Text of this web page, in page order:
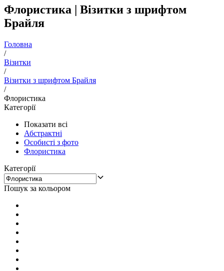
Флористика | Візитки з шрифтом
Брайля
Головна
/
Візитки
/
Візитки з шрифтом Брайля
/
Флористика
Категорії
Показати всі
Абстрактні
Особисті з фото
Флористика
Категорії
Пошук за кольором